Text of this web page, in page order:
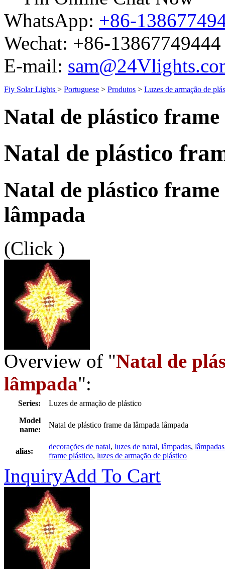
WhatsApp: +86-
Wechat: +86-13867749444
E-mail:
Fiy Solar Lights > Portuguese > Produtos > Luzes de armação de
Natal de plástico
Natal de plástico
Natal de plástico
lâmpada
(Click )
Overview of "Natal de
lâmpada":
Series:
Luzes de armação de plástico
Model
name:
Natal de plástico frame da lâmpada lâmpada
alias:
decorações de natal, luzes de natal, lâmpadas,
frame plástico, luzes de armação de plástico
InquiryAdd To Cart